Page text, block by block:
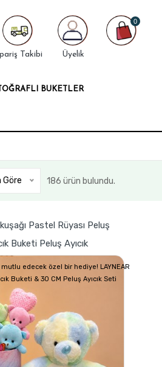
Takibi Üyelik
0
BUKETLER
Göre 186 ürün bulundu.
Pastel Rüyası Peluş
Buketi Peluş Ayıcık
edecek özel bir hediye! LAYNEAR
Buketi & 30 CM Peluş Ayıcık Seti